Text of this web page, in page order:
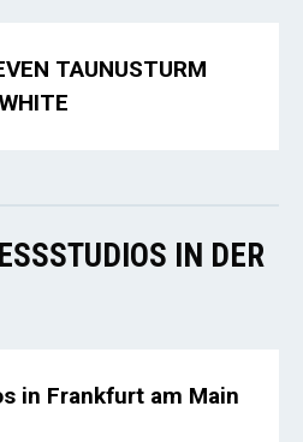
TAUNUSTURM
WHITE
IN DER
in Frankfurt am Main